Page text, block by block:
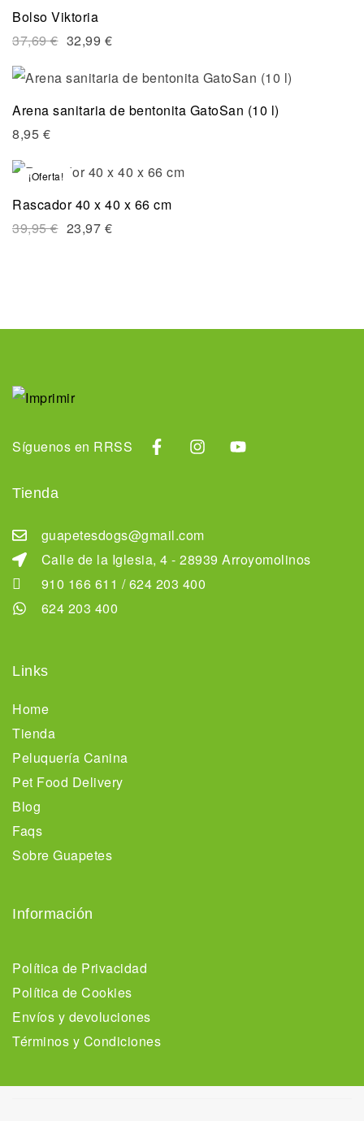
Bolso Viktoria
37,69€ 32,99 €
Arena sanitaria de bentonita GatoSan (10 l)
8,95 €
¡Oferta!
Rascador 40 x 40 x 66 cm
39,95€ 23,97 €
Síguenos en RRSS
Tienda
guapetesdogs@gmail.com
Calle de la Iglesia, 4 - 28939 Arroyomolinos
910 166 611 / 624 203 400
624 203 400
Links
Home
Tienda
Peluquería Canina
Pet Food Delivery
Blog
Faqs
Sobre Guapetes
Información
Política de Privacidad
Política de Cookies
Envíos y devoluciones
Términos y Condiciones